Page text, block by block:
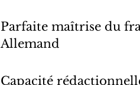
Parfaite maîtrise du
Allemand
Capacité